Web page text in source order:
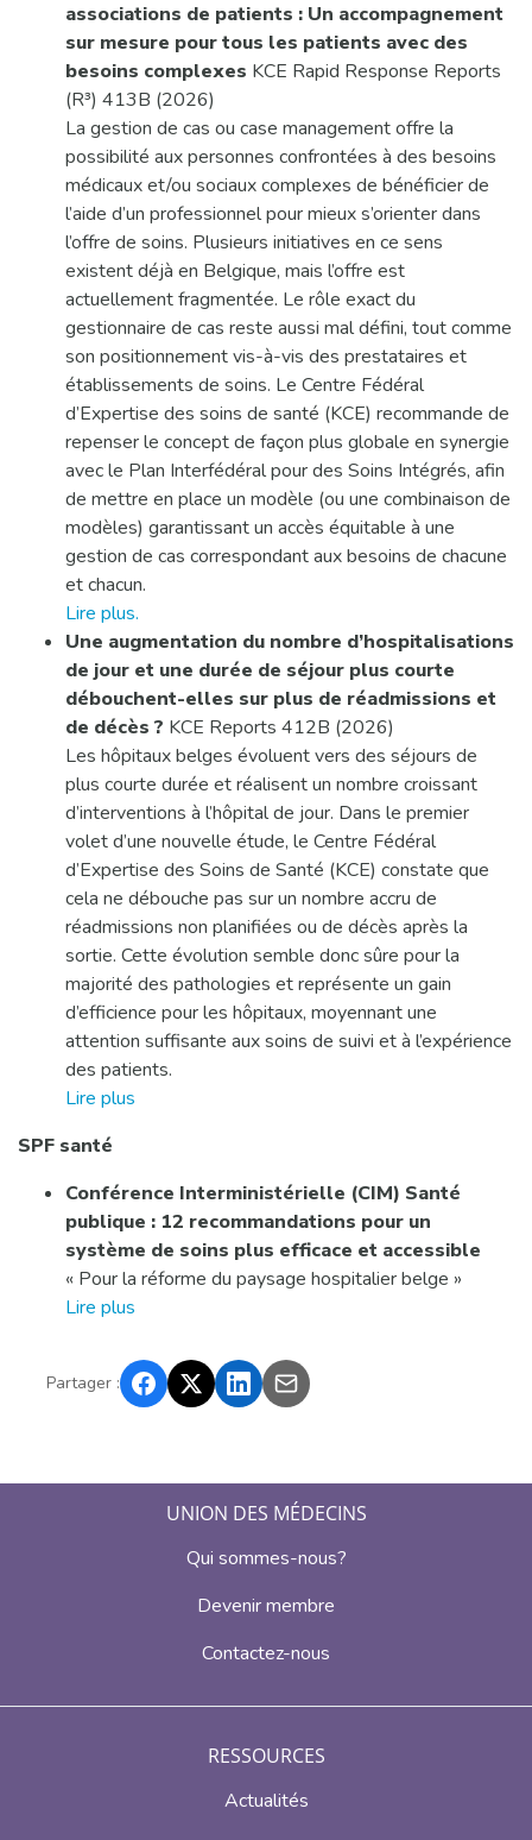
associations de patients : Un accompagnement
sur mesure pour tous les patients avec des
besoins complexes KCE Rapid Response Reports
(R³) 413B (2026)
La gestion de cas ou case management offre la
possibilité aux personnes confrontées à des besoins
médicaux et/ou sociaux complexes de bénéficier de
l’aide d’un professionnel pour mieux s’orienter dans
l’offre de soins. Plusieurs initiatives en ce sens
existent déjà en Belgique, mais l’offre est
actuellement fragmentée. Le rôle exact du
gestionnaire de cas reste aussi mal défini, tout comme
son positionnement vis-à-vis des prestataires et
établissements de soins. Le Centre Fédéral
d’Expertise des soins de santé (KCE) recommande de
repenser le concept de façon plus globale en synergie
avec le Plan Interfédéral pour des Soins Intégrés, afin
de mettre en place un modèle (ou une combinaison de
modèles) garantissant un accès équitable à une
gestion de cas correspondant aux besoins de chacune
et chacun.
Lire plus.
Une augmentation du nombre d’hospitalisations
de jour et une durée de séjour plus courte
débouchent-elles sur plus de réadmissions et
de décès ? KCE Reports 412B (2026)
Les hôpitaux belges évoluent vers des séjours de
plus courte durée et réalisent un nombre croissant
d’interventions à l’hôpital de jour. Dans le premier
volet d’une nouvelle étude, le Centre Fédéral
d’Expertise des Soins de Santé (KCE) constate que
cela ne débouche pas sur un nombre accru de
réadmissions non planifiées ou de décès après la
sortie. Cette évolution semble donc sûre pour la
majorité des pathologies et représente un gain
d’efficience pour les hôpitaux, moyennant une
attention suffisante aux soins de suivi et à l’expérience
des patients.
Lire plus
SPF santé
Conférence Interministérielle (CIM) Santé
publique : 12 recommandations pour un
système de soins plus efficace et accessible
« Pour la réforme du paysage hospitalier belge »
Lire plus
Partager :
UNION DES MÉDECINS
Qui sommes-nous?
Devenir membre
Contactez-nous
RESSOURCES
Actualités